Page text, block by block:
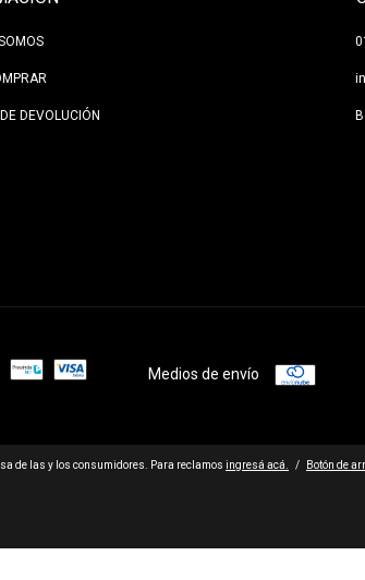
DEVOLUCIÓN
Medios de envío
de las y los consumidores. Para reclamos ingresá acá. / Botón de